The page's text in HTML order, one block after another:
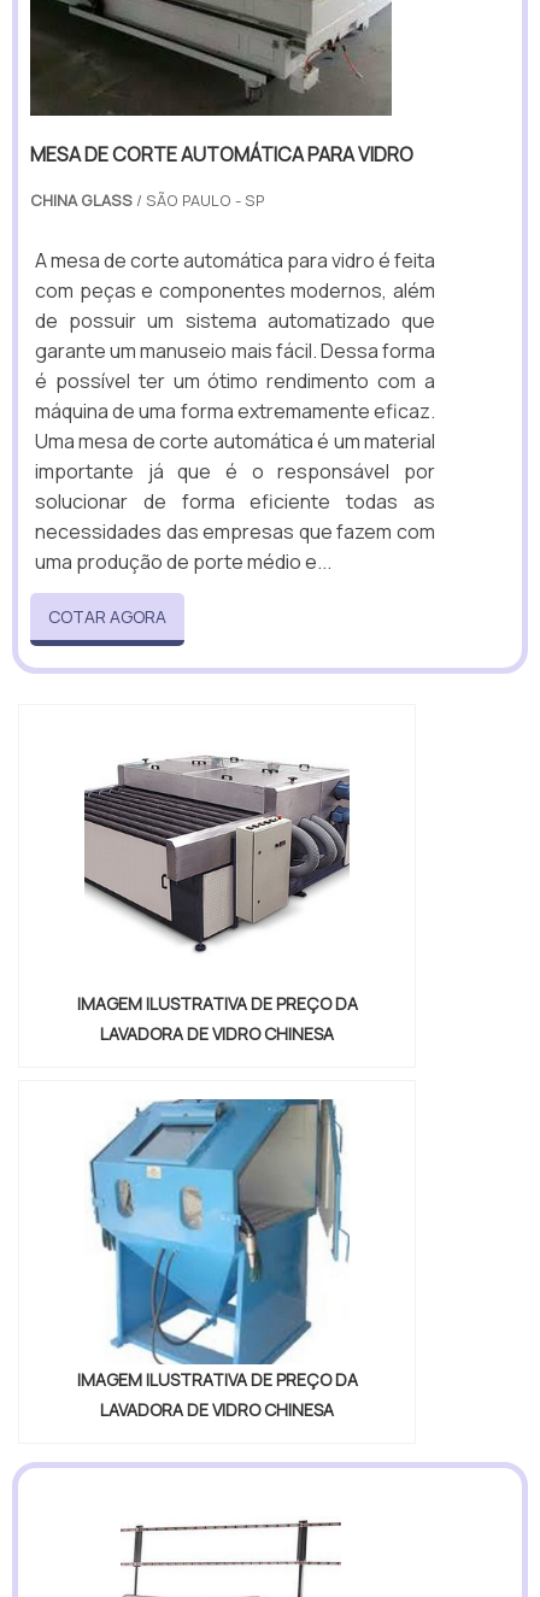
MESA DE CORTE AUTOMÁTICA PARA VIDRO
CHINA GLASS / SÃO PAULO - SP
A mesa de corte automática para vidro é feita
com peças e componentes modernos, além
de possuir um sistema automatizado que
garante um manuseio mais fácil. Dessa forma
é possível ter um ótimo rendimento com a
máquina de uma forma extremamente eficaz.
Uma mesa de corte automática é um material
importante já que é o responsável por
solucionar de forma eficiente todas as
necessidades das empresas que fazem com
uma produção de porte médio e...
COTAR AGORA
IMAGEM ILUSTRATIVA DE PREÇO DA
LAVADORA DE VIDRO CHINESA
IMAGEM ILUSTRATIVA DE PREÇO DA
LAVADORA DE VIDRO CHINESA